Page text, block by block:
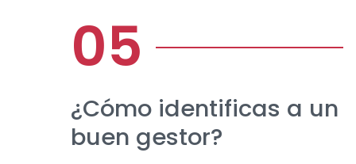
¿Cómo identificas a un
buen gestor?